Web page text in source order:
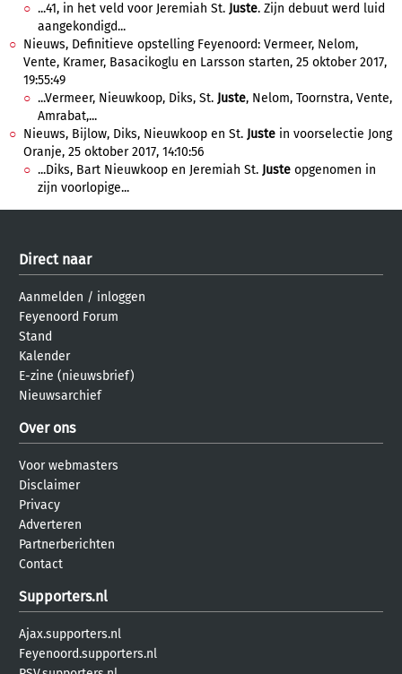
...41, in het veld voor Jeremiah St. Juste. Zijn debuut werd luid
aangekondigd...
Nieuws, Definitieve opstelling Feyenoord: Vermeer, Nelom,
Vente, Kramer, Basacikoglu en Larsson starten, 25 oktober 2017,
19:55:49
...Vermeer, Nieuwkoop, Diks, St. Juste, Nelom, Toornstra, Vente,
Amrabat,...
Nieuws, Bijlow, Diks, Nieuwkoop en St. Juste in voorselectie Jong
Oranje, 25 oktober 2017, 14:10:56
...Diks, Bart Nieuwkoop en Jeremiah St. Juste opgenomen in
zijn voorlopige...
Direct naar
Aanmelden / inloggen
Feyenoord Forum
Stand
Kalender
E-zine (nieuwsbrief)
Nieuwsarchief
Over ons
Voor webmasters
Disclaimer
Privacy
Adverteren
Partnerberichten
Contact
Supporters.nl
Ajax.supporters.nl
Feyenoord.supporters.nl